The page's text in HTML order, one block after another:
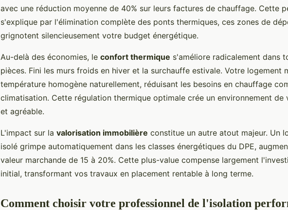
avec une réduction moyenne de 40% sur leurs factures de chauffage. Cette
s'explique par l'élimination complète des ponts thermiques, ces zones de
grignotent silencieusement votre budget énergétique.
Au-delà des économies, le confort thermique s'améliore radicalement dans
pièces. Fini les murs froids en hiver et la surchauffe estivale. Votre logement
température homogène naturellement, réduisant les besoins en chauffage
climatisation. Cette régulation thermique optimale crée un environnement de
et agréable.
L'impact sur la valorisation immobilière constitue un autre atout majeur. Un
isolé grimpe automatiquement dans les classes énergétiques du DPE,
valeur marchande de 15 à 20%. Cette plus-value compense largement
initial, transformant vos travaux en placement rentable à long terme.
Comment choisir votre professionnel de l'isolation